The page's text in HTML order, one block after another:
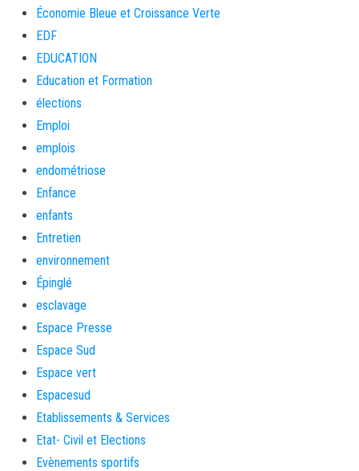
Économie Bleue et Croissance Verte
EDF
EDUCATION
Education et Formation
élections
Emploi
emplois
endométriose
Enfance
enfants
Entretien
environnement
Épinglé
esclavage
Espace Presse
Espace Sud
Espace vert
Espacesud
Etablissements & Services
Etat- Civil et Elections
Evènements sportifs